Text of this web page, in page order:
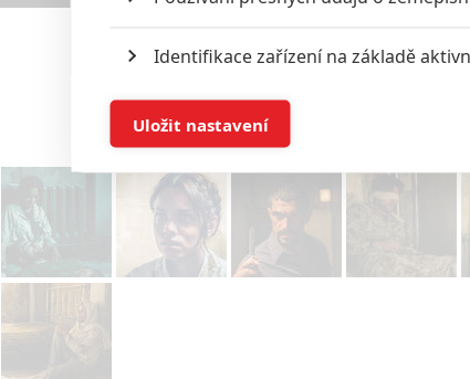
Identifikace zařízení na základě
Ukládání a/nebo přístup k informacím
Reklama založená na omezených
Personalizovaný obsah, měření
služeb
Uložit nastavení